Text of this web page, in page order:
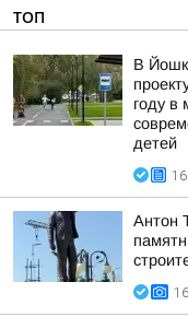
ТОП
В
году в
детей
Антон